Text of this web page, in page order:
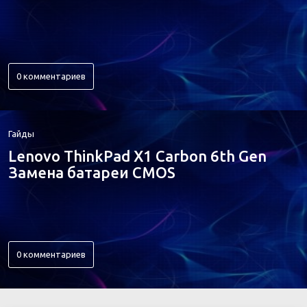
0 комментариев
Гайды
Lenovo ThinkPad X1 Carbon 6th Gen
Замена батареи CMOS
0 комментариев